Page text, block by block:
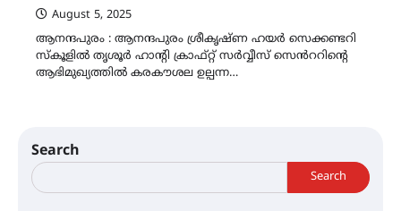
August 5, 2025
ആനന്ദപുരം : ആനന്ദപുരം ശ്രീകൃഷ്ണ ഹയർ സെക്കണ്ടറി
സ്കൂളിൽ തൃശൂർ ഹാൻ്റി ക്രാഫ്റ്റ് സർവ്വീസ് സെൻററിൻ്റെ
ആഭിമുഖ്യത്തിൽ കരകൗശല ഉല്പന്ന…
Search
Search